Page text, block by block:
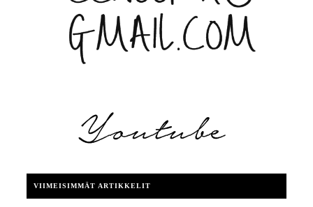
VIIMEISIMMÄT ARTIKKELIT